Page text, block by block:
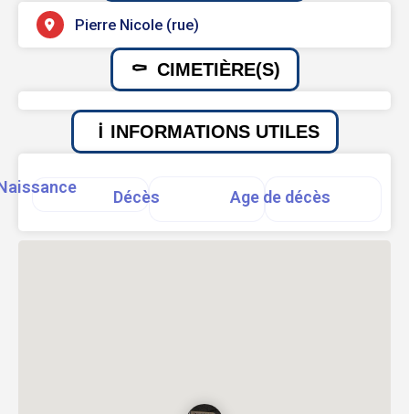
Pierre Nicole (rue)
CIMETIÈRE(S)
INFORMATIONS UTILES
Décès Age de décès